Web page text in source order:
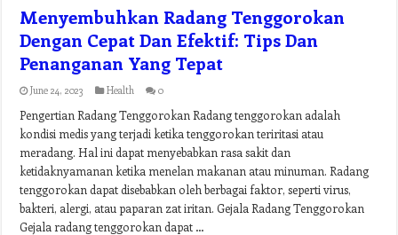
Menyembuhkan Radang Tenggorokan
Dengan Cepat Dan Efektif: Tips Dan
Penanganan Yang Tepat
June 24, 2023 Health 0
Pengertian Radang Tenggorokan Radang tenggorokan adalah
kondisi medis yang terjadi ketika tenggorokan teriritasi atau
meradang. Hal ini dapat menyebabkan rasa sakit dan
ketidaknyamanan ketika menelan makanan atau minuman. Radang
tenggorokan dapat disebabkan oleh berbagai faktor, seperti virus,
bakteri, alergi, atau paparan zat iritan. Gejala Radang Tenggorokan
Gejala radang tenggorokan dapat …